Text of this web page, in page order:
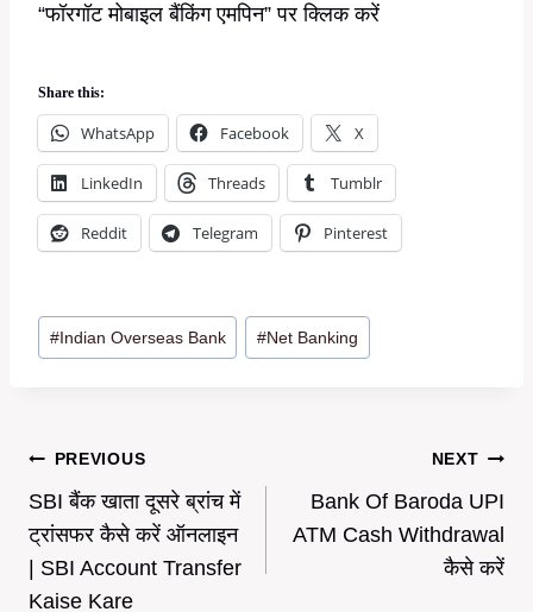
“फॉरगॉट मोबाइल बैंकिंग एमपिन” पर क्लिक करें
Share this:
WhatsApp Facebook X
LinkedIn Threads Tumblr
Reddit Telegram Pinterest
Post
Tags:
#Indian Overseas Bank #Net Banking
Post
navigation
PREVIOUS
SBI बैंक खाता दूसरे ब्रांच में
ट्रांसफर कैसे करें ऑनलाइन
| SBI Account Transfer
Kaise Kare
NEXT
Bank Of Baroda UPI
ATM Cash Withdrawal
कैसे करें